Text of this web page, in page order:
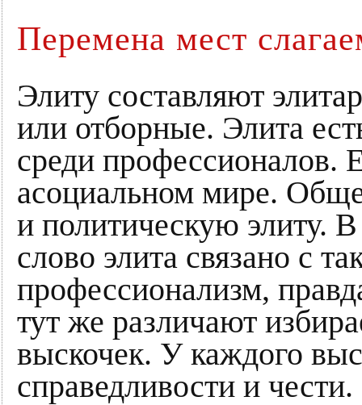
Перемена мест
Элиту составляют
или отборные. Элита
среди профессионалов.
асоциальном мире.
и политическую элиту.
слово элита связано с
профессионализм,
тут же различают
выскочек. У каждого
справедливости и чести.